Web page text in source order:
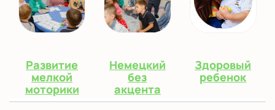
Развитие
мелкой
моторики
Немецкий
без
акцента
Здоровый
ребенок